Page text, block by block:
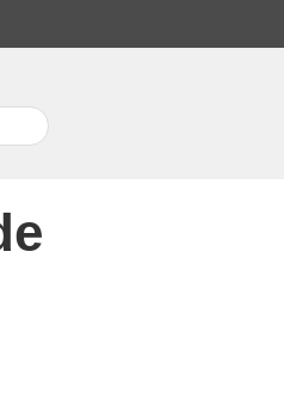
search